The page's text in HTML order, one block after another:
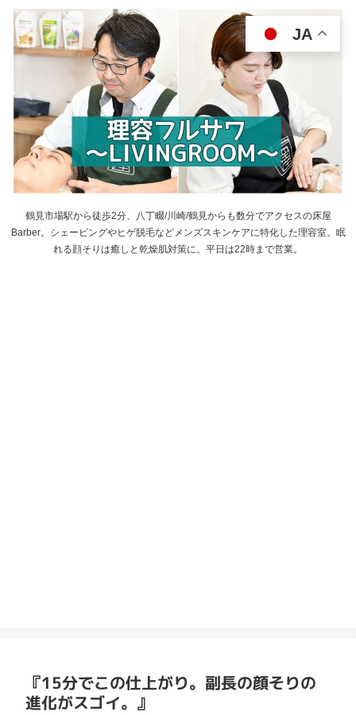
鶴見市場駅から徒歩2分、八丁畷/川崎/鶴見からも数分でアクセスの床屋
Barber。シェービングやヒゲ脱毛などメンズスキンケアに特化した理容室。眠
れる顔そりは癒しと乾燥肌対策に。平日は22時まで営業。
『15分でこの仕上がり。副長の顔そりの
進化がスゴイ。』
JA